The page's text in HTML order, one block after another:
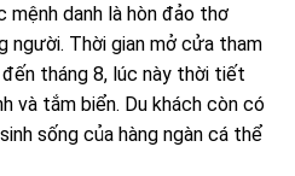
mệnh danh là hòn đảo thơ
người. Thời gian mở cửa tham
tháng 8, lúc này thời tiết
và tắm biển. Du khách còn có
sống của hàng ngàn cá thể